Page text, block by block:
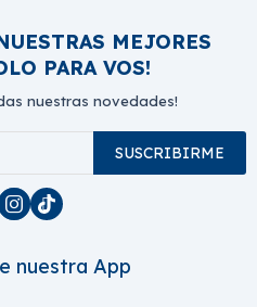
MEJORES
PARA VOS!
nuestras novedades!
SUSCRIBIRME
 
nuestra App